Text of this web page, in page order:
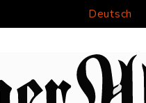
Deutsch